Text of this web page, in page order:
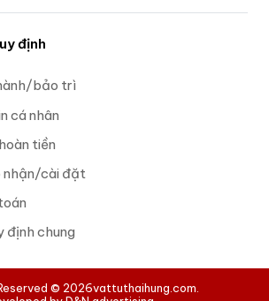
định
bảo trì
cá nhân
tiền
nhận/cài đặt
định chung
© 2026vattuthaihung.com.